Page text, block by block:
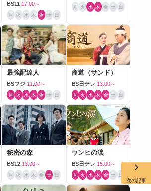
BS11 17:00～
月 火 水 木 金 土 日
月 火 水 木 金 土 日
最強配達人
BSフジ 11:00～
月 火 水 木 金 土 日
商道（サンド）
BS日テレ 13:00～
月 火 水 木 金 土 日
秘密の森
BS12 13:00～
月 火 水 木 金 土 日
ウンヒの涙
BS日テレ 15:00～
月 火 水 木 金 土 日
次の記事